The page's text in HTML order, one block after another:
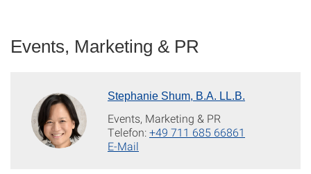
Events, Marketing & PR
Stephanie Shum, B.A. LL.B.
Events, Marketing & PR
Telefon:+49 711 685 66861
E-Mail